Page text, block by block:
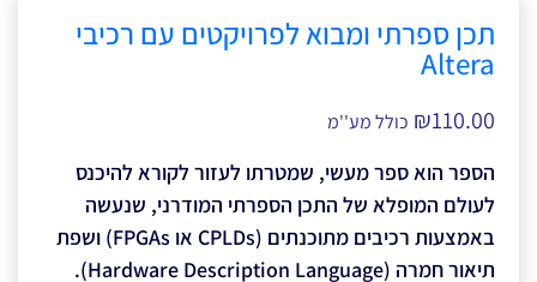
תכן ספרתי ומבוא לפרויקטים עם רכיבי
Altera
₪110.00 כולל מע''מ
הספר הוא ספר מעשי, שמטרתו לעזור לקורא להיכנס
לעולם המופלא של התכן הספרתי המודרני, שנעשה
באמצעות רכיבים מתוכנתים (CPLDs או FPGAs) ושפת
תיאור חמרה (Hardware Description Language).